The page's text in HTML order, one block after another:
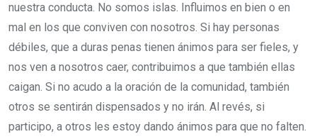
nuestra conducta. No somos islas. Influimos en bien o en
mal en los que conviven con nosotros. Si hay personas
débiles, que a duras penas tienen ánimos para ser fieles, y
nos ven a nosotros caer, contribuimos a que también ellas
caigan. Si no acudo a la oración de la comunidad, también
otros se sentirán dispensados y no irán. Al revés, si
participo, a otros les estoy dando ánimos para que no falten.